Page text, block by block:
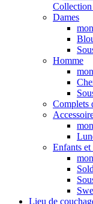
Dames
Homme
Complets
Enfants et
Lieu de